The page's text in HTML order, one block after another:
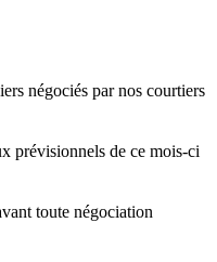
négociés par nos courtiers
prévisionnels de ce mois-ci
toute négociation